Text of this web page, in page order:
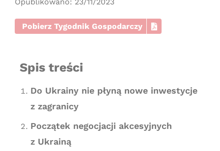
Pobierz Tygodnik Gospodarczy
Spis treści
Do Ukrainy nie płyną nowe inwestycje
z zagranicy
Początek negocjacji akcesyjnych
z Ukrainą